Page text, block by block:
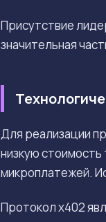
Присутствие
значительная
Для реализации
низкую стоимость
микроплатежей.
Протокол x402